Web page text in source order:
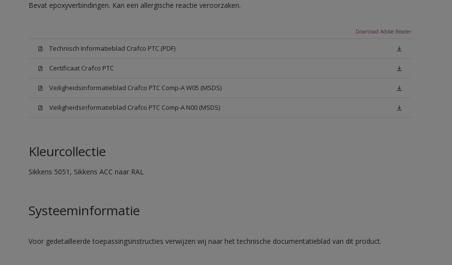
Bevat epoxyverbindingen. Kan een allergische reactie veroorzaken.
Download Adobe Reader
Technisch Informatieblad Crafco PTC (PDF)
Certificaat Crafco PTC
Veiligheidsinformatieblad Crafco PTC Comp-A W05 (MSDS)
Veiligheidsinformatieblad Crafco PTC Comp-A N00 (MSDS)
Kleurcollectie
Sikkens 5051, Sikkens ACC naar RAL
Systeeminformatie
Voor gedetailleerde toepassingsinstructies verwijzen wij naar het technische documentatieblad van dit product.